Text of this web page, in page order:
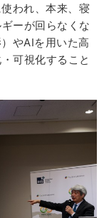
われ、本来、寝
ーが回らなくな
やAIを用いた高
可視化すること